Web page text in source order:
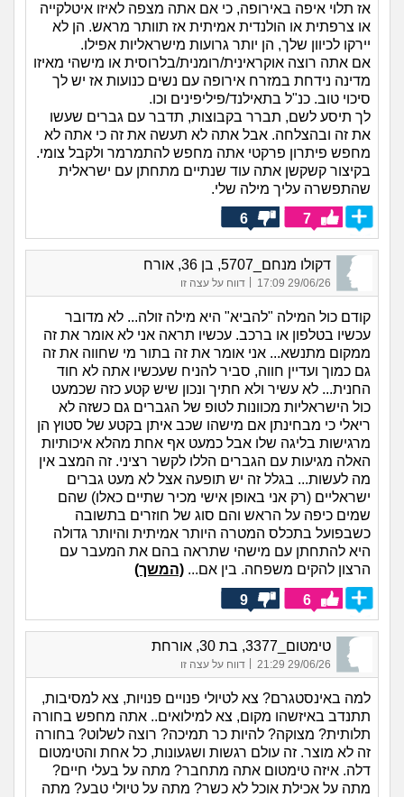
אז תלוי איפה באירופה, כי אם אתה מצפה לאיזו איטלקייה
או צרפתית או הולנדית אמיתית אז תוותר מראש. הן לא
יירקו לכיוון שלך, הן יותר גרועות מישראליות אפילו.
אם אתה רוצה אוקראינית/רומנית/בלרוסית או מישהי מאיזו
מדינה נידחת במזרח אירופה עם נשים כנועות אז יש לך
סיכוי טוב. כנ"ל בתאילנד/פיליפינים וכו.
לך תיסע לשם, תברר בקבוצות, תדבר עם גברים שעשו
את זה ובהצלחה. אבל אתה לא תעשה את זה כי אתה לא
מחפש פיתרון פרקטי אתה מחפש להתמרמר ולקבל צומי.
בקיצור קשקשן אתה עוד שנתיים מתחתן עם ישראלית
שהתפשרה עליך מילה שלי.
7
6
דקולו מנחם_5707, בן 36, אורח
29/06/26 17:09 דווח על עצה זו
קודם כול המילה "להביא" היא מילה זולה... לא מדובר
עכשיו בטלפון או ברכב. עכשיו תראה אני לא אומר את זה
ממקום מתנשא... אני אומר את זה בתור מי שחווה את זה
גם כמוך ועדיין חווה, סביר להניח שעכשיו אתה לא חוד
החנית... לא עשיר ולא חתיך ונכון שיש קטע כזה שכמעט
כול הישראליות מכוונות לטופ של הגברים גם כשזה לא
ריאלי כי מבחינתן אם מישהו שכב איתן בקטע של סטוץ הן
מרגישות בליגה שלו אבל כמעט אף אחת מהלא איכותיות
האלה מגיעות עם הגברים הללו לקשר רציני. זה המצב אין
מה לעשות... בגלל זה יש תופעה אצל לא מעט גברים
ישראליים (רק אני באופן אישי מכיר שתיים כאלו) שהם
שמים כיפה על הראש והם סוג של חוזרים בתשובה
כשבפועל בתכלס המטרה היותר אמיתית והיותר גדולה
היא להתחתן עם מישהי שתראה בהם את המעבר עם
הרצון להקים משפחה. בין אם... (המשך)
6
9
טימטום_3377, בת 30, אורחת
29/06/26 21:29
| דווח על עצה זו
למה באינסטגרם? צא לטיולי פנויים פנויות, צא למסיבות,
תתנדב באיזשהו מקום, צא למילואים.. אתה מחפש בחורה
תלותית? מצוקה? להיות כר תמיכה? רוצה לשלוט? בחורה
זה לא מוצר. זה עולם רגשות ושגעונות, כל אחת והטימטום
דלה. איזה טימטום אתה מתחבר? מתה על בעלי חיים?
מתה על אכילת אוכל לא כשר? מתה על טיולי טבע? מתה